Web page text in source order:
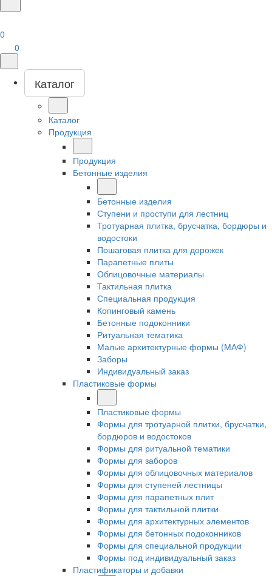
0
0
Каталог
Каталог
Продукция
Продукция
Бетонные изделия
Бетонные изделия
Ступени и проступи для лестниц
Тротуарная плитка, брусчатка, бордюры и
водостоки
Пошаговая плитка для дорожек
Парапетные плиты
Облицовочные материалы
Тактильная плитка
Специальная продукция
Копинговый камень
Бетонные подоконники
Ритуальная тематика
Малые архитектурные формы (МАФ)
Заборы
Индивидуальный заказ
Пластиковые формы
Пластиковые формы
Формы для тротуарной плитки, брусчатки,
бордюров и водостоков
Формы для ритуальной тематики
Формы для заборов
Формы для облицовочных материалов
Формы для ступеней лестницы
Формы для парапетных плит
Формы для тактильной плитки
Формы для архитектурных элементов
Формы для бетонных подоконников
Формы для специальной продукции
Формы под индивидуальный заказ
Пластификаторы и добавки